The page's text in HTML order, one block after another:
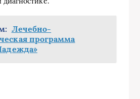
Лечебно-
программа